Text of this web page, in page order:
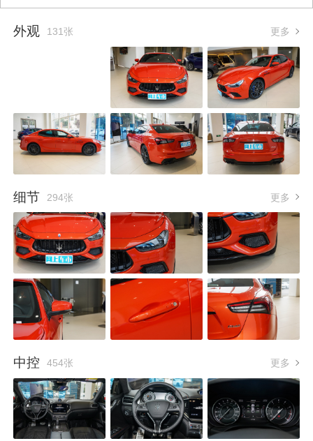
外观 131张 更多
细节 294张 更多
中控 454张 更多